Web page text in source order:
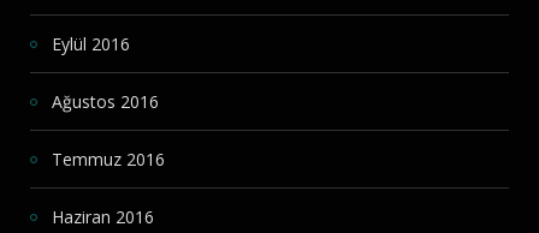
Eylül 2016
Ağustos 2016
Temmuz 2016
Haziran 2016